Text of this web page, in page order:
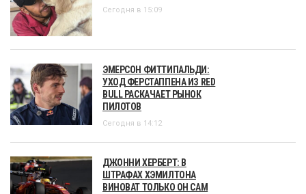
Сегодня в 15:09
ЭМЕРСОН ФИТТИПАЛЬДИ:
УХОД ФЕРСТАППЕНА ИЗ RED
BULL РАСКАЧАЕТ РЫНОК
ПИЛОТОВ
Сегодня в 14:12
ДЖОННИ ХЕРБЕРТ: В
ШТРАФАХ ХЭМИЛТОНА
ВИНОВАТ ТОЛЬКО ОН САМ